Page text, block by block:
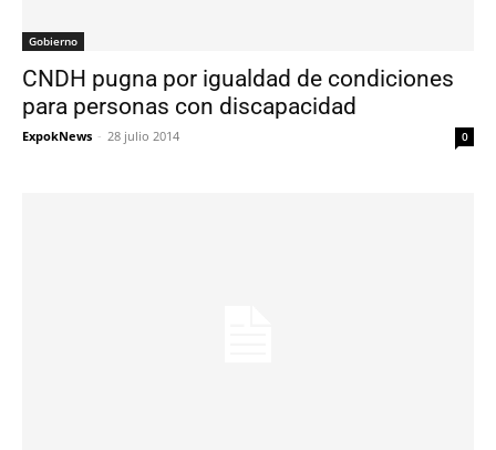
Gobierno
CNDH pugna por igualdad de condiciones
para personas con discapacidad
ExpokNews - 28 julio 2014 0